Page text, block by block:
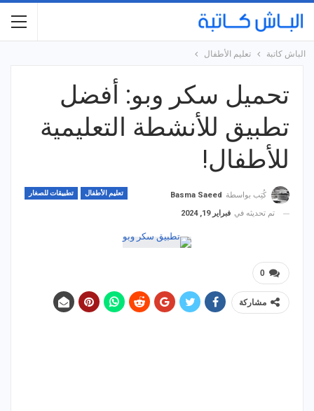
الباش كاتبة تعليم الأطفال
تحميل سكر وبو: أفضل
تطبيق للأنشطة التعليمية
للأطفال!
تعليم الأطفال تطبيقات للصغار كُتِب بواسطة
Basma Saeed
تم تحديثه في فبراير 19, 2024
0
مشاركة